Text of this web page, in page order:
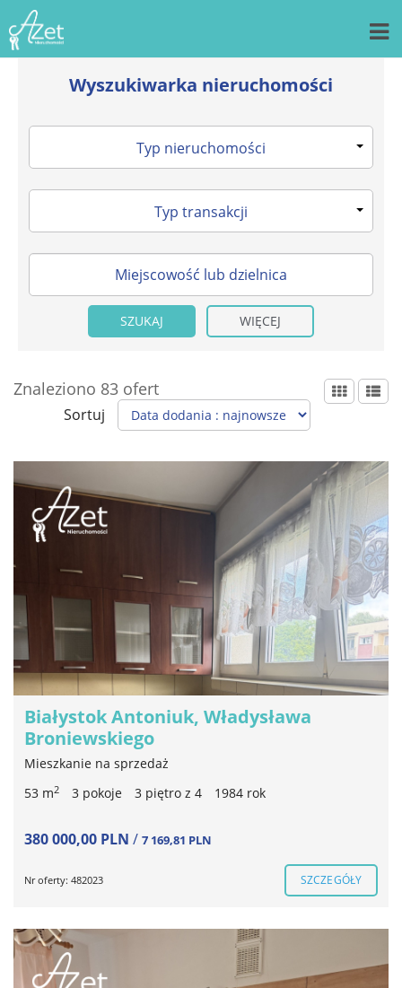
Wyszukiwarka nieruchomości
Typ nieruchomości
Typ transakcji
WIĘCEJ
Znaleziono 83 ofert
Sortuj
Białystok Antoniuk, Władysława
Broniewskiego
Mieszkanie na sprzedaż
53 m2 3 pokoje 3 piętro z 4 1984 rok
380 000,00 PLN / 7 169,81 PLN
Nr oferty: 482023 SZCZEGÓŁY